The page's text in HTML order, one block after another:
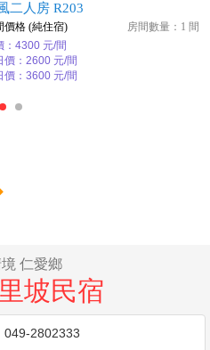
二人房 R203
房間數量：1 間
價格 (純住宿)
：4300 元/間
價：2600 元/間
價：3600 元/間
仁愛鄉
坡民宿
049-2802333